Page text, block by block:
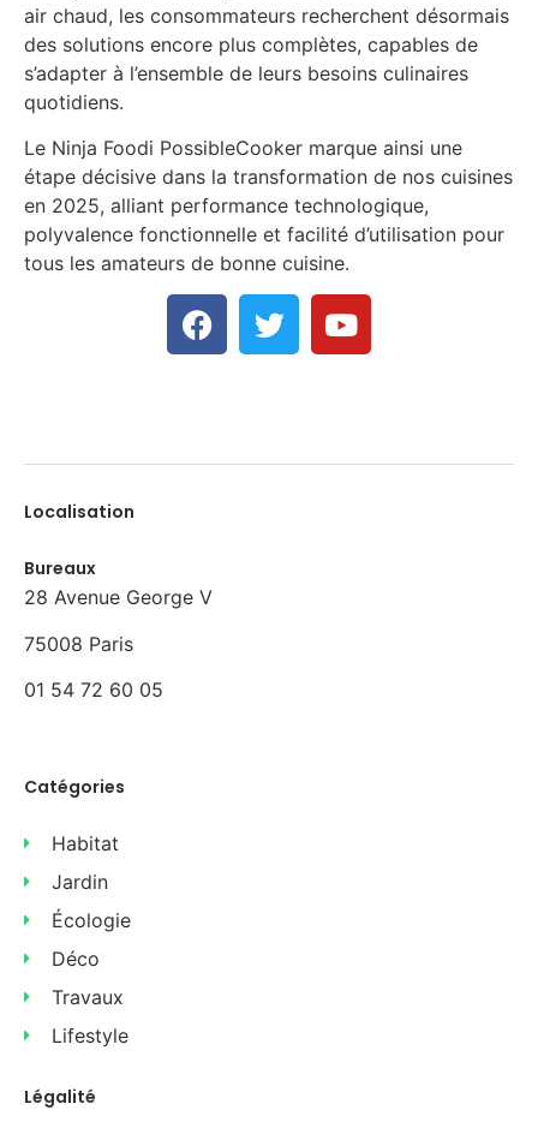
air chaud, les consommateurs recherchent désormais
des solutions encore plus complètes, capables de
s’adapter à l’ensemble de leurs besoins culinaires
quotidiens.
Le Ninja Foodi PossibleCooker marque ainsi une
étape décisive dans la transformation de nos cuisines
en 2025, alliant performance technologique,
polyvalence fonctionnelle et facilité d’utilisation pour
tous les amateurs de bonne cuisine.
Localisation
Bureaux
28 Avenue George V
75008 Paris
01 54 72 60 05
Catégories
Habitat
Jardin
Écologie
Déco
Travaux
Lifestyle
Légalité